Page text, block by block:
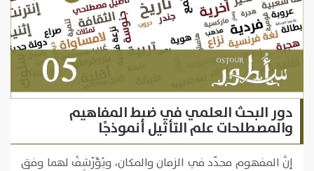
دور البحث العلمي في ضبط المفاهيم
والمصطلحات علم التأثيل أنموذجًا
إنَّ المفهوم محدّد في الزمان والمكان، ويُؤَرْشِفُ لهما وفق